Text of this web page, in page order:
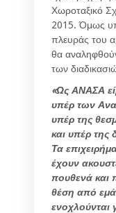
Χωροταξικό
2015. Όμως
πλευράς του
θα
των
«Ως ΑΝΑΣΑ
υπέρ των
υπέρ της
και υπέρ της
Τα
έχουν
πουθενά και
θέση από
ενοχλούνται